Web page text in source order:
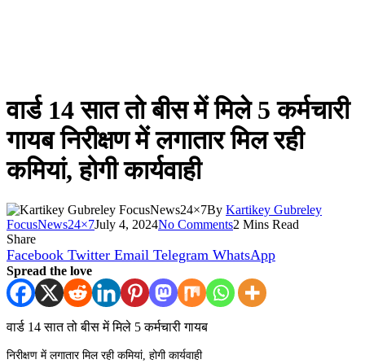
वार्ड 14 सात तो बीस में मिले 5 कर्मचारी
गायब निरीक्षण में लगातार मिल रही
कमियां, होगी कार्यवाही
By Kartikey Gubreley
FocusNews24×7July 4, 2024No Comments2 Mins Read
Share
Facebook Twitter Email Telegram WhatsApp
Spread the love
वार्ड 14 सात तो बीस में मिले 5 कर्मचारी गायब
निरीक्षण में लगातार मिल रही कमियां, होगी कार्यवाही